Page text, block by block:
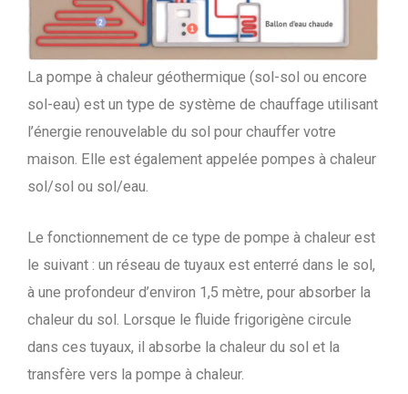
La pompe à chaleur géothermique (sol-sol ou encore
sol-eau) est un type de système de chauffage utilisant
l’énergie renouvelable du sol pour chauffer votre
maison. Elle est également appelée pompes à chaleur
sol/sol ou sol/eau.
Le fonctionnement de ce type de pompe à chaleur est
le suivant : un réseau de tuyaux est enterré dans le sol,
à une profondeur d’environ 1,5 mètre, pour absorber la
chaleur du sol. Lorsque le fluide frigorigène circule
dans ces tuyaux, il absorbe la chaleur du sol et la
transfère vers la pompe à chaleur.